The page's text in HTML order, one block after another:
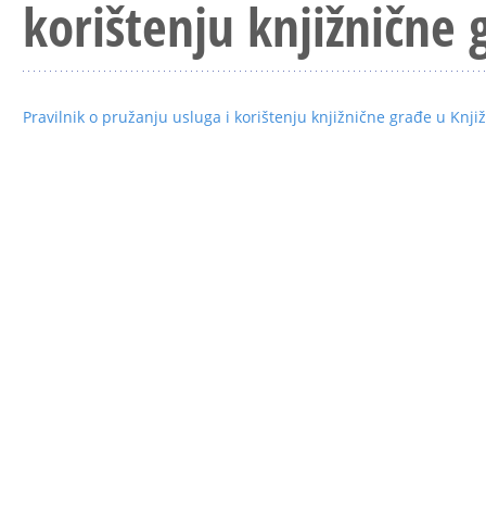
korištenju knjižnične
Pravilnik o pružanju usluga i korištenju knjižnične građe u